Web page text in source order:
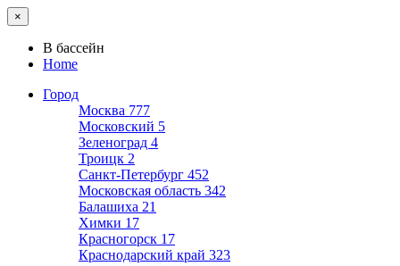
×
В бассейн
Home
Город
Москва 777
Московский 5
Зеленоград 4
Троицк 2
Санкт-Петербург 452
Московская область 342
Балашиха 21
Химки 17
Красногорск 17
Краснодарский край 323